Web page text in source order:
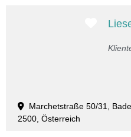
Marchetstraße 50/31,
2500, Österreich